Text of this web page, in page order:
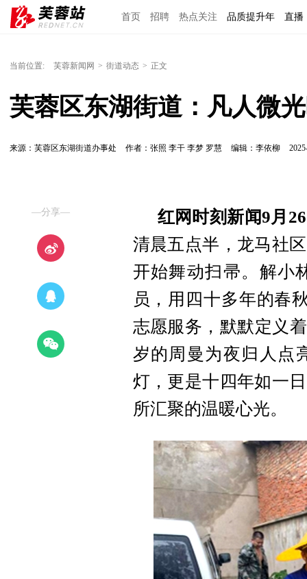
首页 招聘 热点关注 品质提升年 直播
当前位置: 芙蓉新闻网 > 街道动态 > 正文
芙蓉区东湖街道：凡人微
来源：芙蓉区东湖街道办事处 作者：张照 李干 李梦 罗慧 编辑：李依柳
—分享—
红网时刻新闻9月
清晨五点半，龙马社
开始舞动扫帚。解小
员，用四十多年的春
志愿服务，默默定义
岁的周曼为夜归人点
灯，更是十四年如一
所汇聚的温暖心光。